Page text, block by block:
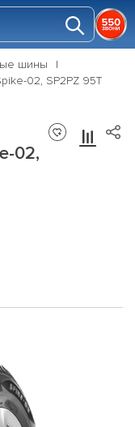
шины
02, SP2PZ 95T
02,